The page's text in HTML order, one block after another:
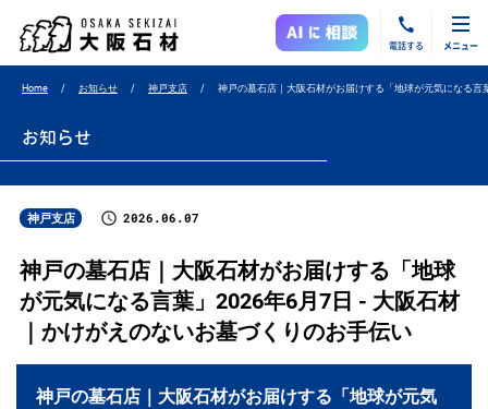
電話する メニュー
Home お知らせ 神戸支店 神戸の墓石店｜大阪石材がお届けする「地球が元気になる言
お知らせ
神戸支店 2026.06.07
神戸の墓石店｜大阪石材がお届けする「地球
が元気になる言葉」2026年6月7日 - 大阪石材
｜かけがえのないお墓づくりのお手伝い
神戸の墓石店｜大阪石材がお届けする「地球が元気